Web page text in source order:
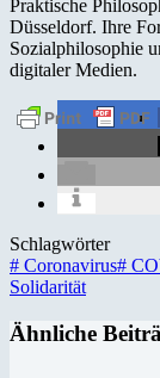
Praktische
Düsseldorf. Ihre
Sozialphilosophie
digitaler Medien.
Schlagwörter
# Coronavirus#
Solidarität
Ähnliche